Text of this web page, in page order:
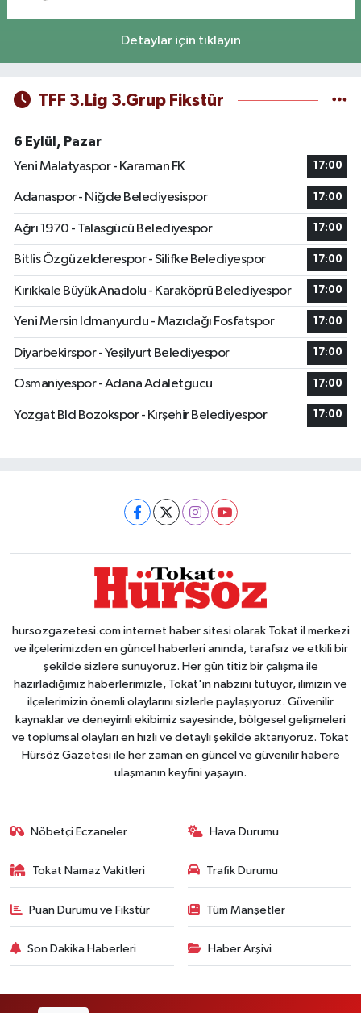
Detaylar için tıklayın
TFF 3.Lig 3.Grup Fikstür
6 Eylül, Pazar
Yeni Malatyaspor - Karaman FK
17:00
Adanaspor - Niğde Belediyesispor 17:00
Ağrı 1970 - Talasgücü Belediyespor 17:00
Bitlis Özgüzelderespor - Silifke Belediyespor 17:00
Kırıkkale Büyük Anadolu - Karaköprü Belediyespor 17:00
Yeni Mersin Idmanyurdu - Mazıdağı Fosfatspor 17:00
Diyarbekirspor - Yeşilyurt Belediyespor 17:00
Osmaniyespor - Adana Adaletgucu 17:00
Yozgat Bld Bozokspor - Kırşehir Belediyespor 17:00
hursozgazetesi.com internet haber sitesi olarak Tokat il merkezi
ve ilçelerimizden en güncel haberleri anında, tarafsız ve etkili bir
şekilde sizlere sunuyoruz. Her gün titiz bir çalışma ile
hazırladığımız haberlerimizle, Tokat'ın nabzını tutuyor, ilimizin ve
ilçelerimizin önemli olaylarını sizlerle paylaşıyoruz. Güvenilir
kaynaklar ve deneyimli ekibimiz sayesinde, bölgesel gelişmeleri
ve toplumsal olayları en hızlı ve detaylı şekilde aktarıyoruz. Tokat
Hürsöz Gazetesi ile her zaman en güncel ve güvenilir habere
ulaşmanın keyfini yaşayın.
Nöbetçi Eczaneler Hava Durumu
Tokat Namaz Vakitleri Trafik Durumu
Puan Durumu ve Fikstür Tüm Manşetler
Son Dakika Haberleri Haber Arşivi